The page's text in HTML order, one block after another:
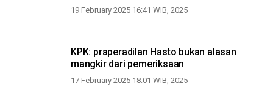
19 February 2025 16:41 WIB, 2025
KPK: praperadilan Hasto bukan alasan
mangkir dari pemeriksaan
17 February 2025 18:01 WIB, 2025